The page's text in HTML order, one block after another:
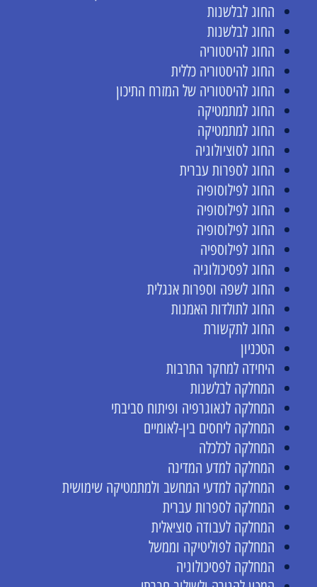
החוג לבלשנות
החוג לבלשנות
החוג להיסטוריה
החוג להיסטוריה כללית
החוג להיסטוריה של המזרח התיכון
החוג למתמטיקה
החוג למתמטיקה
החוג לסוציולוגיה
החוג לספרות עברית
החוג לפילוסופיה
החוג לפילוסופיה
החוג לפילוסופיה
החוג לפילוספיה
החוג לפסיכולוגיה
החוג לשפה וספרות אנגלית
החוג לתולדות האמנות
החוג לתקשורת
הטכניון
היחידה למחקר התרבות
המחלקה לבלשנות
המחלקה לגאוגרפיה ופיתוח סביבתי
המחלקה ליחסים בין-לאומיים
המחלקה לכלכלה
המחלקה למדע המדינה
המחלקה למדעי המחשב ולמתמטיקה שימושית
המחלקה לספרות עברית
המחלקה לעבודה סוציאלית
המחלקה לפוליטיקה וממשל
המחלקה לפסיכולוגיה